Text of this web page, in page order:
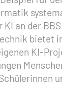
an der
bietet
KI-